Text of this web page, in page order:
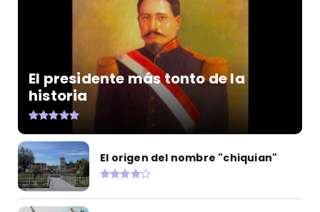
El presidente más tonto de la
historia
El origen del nombre "chiquian"